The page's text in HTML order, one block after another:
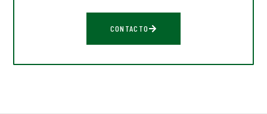
CONTACTO